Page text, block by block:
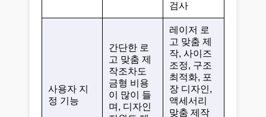
검사
사용자 지
정 기능
간단한 로
고 맞춤 제
작조차도
금형 비용
이 많이 들
며, 디자인
레이저 로
고 맞춤 제
작, 사이즈
조정, 구조
최적화, 포
장 디자인,
액세서리
맞춤 제작